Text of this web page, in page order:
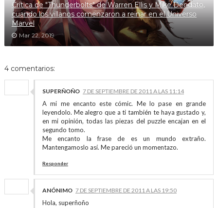
Crítica de "Thunderbolts" de Warren Ellis y Mike Deodato,
cuando los villanos comenzaron a reinar en el Universo
Marvel
Mar 22, 2019
4 comentarios:
SUPERÑOÑO 7 DE SEPTIEMBRE DE 2011 A LAS 11:14
A mi me encanto este cómic. Me lo pase en grande
leyendolo. Me alegro que a ti también te haya gustado y,
en mi opinión, todas las piezas del puzzle encajan en el
segundo tomo.
Me encanto la frase de es un mundo extraño.
Mantengamoslo así. Me pareció un momentazo.
Responder
ANÓNIMO 7 DE SEPTIEMBRE DE 2011 A LAS 19:50
Hola, superñoño